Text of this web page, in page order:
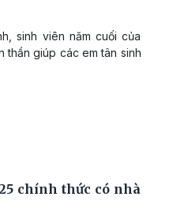
sinh viên năm cuối của
thần giúp các em tân sinh
chính thức có nhà